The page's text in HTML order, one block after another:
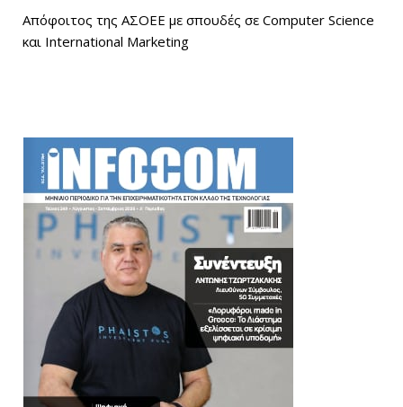
Απόφοιτος της AΣΟΕΕ με σπουδές σε Computer Science
και International Marketing